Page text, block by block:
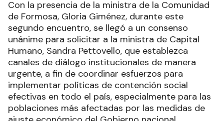
Con la presencia de la ministra de la Comunidad
de Formosa, Gloria Giménez, durante este
segundo encuentro, se llegó a un consenso
unánime para solicitar a la ministra de Capital
Humano, Sandra Pettovello, que establezca
canales de diálogo institucionales de manera
urgente, a fin de coordinar esfuerzos para
implementar políticas de contención social
efectivas en todo el país, especialmente para las
poblaciones más afectadas por las medidas de